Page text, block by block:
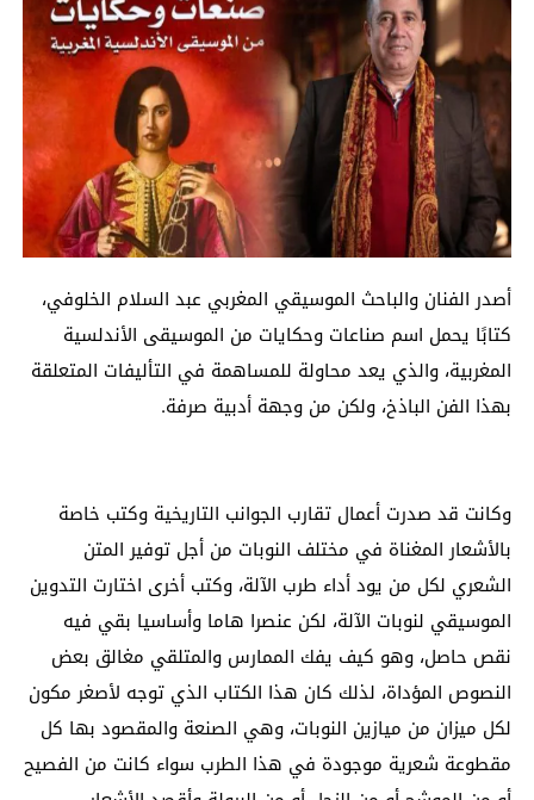
أصدر الفنان والباحث الموسيقي المغربي عبد السلام الخلوفي،
كتابًا يحمل اسم صناعات وحكايات من الموسيقى الأندلسية
المغربية، والذي يعد محاولة للمساهمة في التأليفات المتعلقة
بهذا الفن الباذخ، ولكن من وجهة أدبية صرفة.
وكانت قد صدرت أعمال تقارب الجوانب التاريخية وكتب خاصة
بالأشعار المغناة في مختلف النوبات من أجل توفير المتن
الشعري لكل من يود أداء طرب الآلة، وكتب أخرى اختارت التدوين
الموسيقي لنوبات الآلة، لكن عنصرا هاما وأساسيا بقي فيه
نقص حاصل، وهو كيف يفك الممارس والمتلقي مغالق بعض
النصوص المؤداة، لذلك كان هذا الكتاب الذي توجه لأصغر مكون
لكل ميزان من ميازين النوبات، وهي الصنعة والمقصود بها كل
مقطوعة شعرية موجودة في هذا الطرب سواء كانت من الفصيح